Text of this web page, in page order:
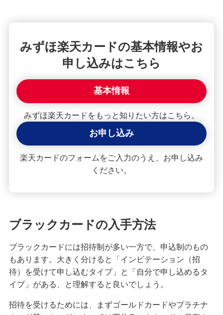
みずほダイレクト
みずほマイレージクラブ
みずほプレミアムクラブ
ローン
相続・保険
学ぶ・考える
生涯学習
お客さまサポート
みずほ楽天カードの基本情報やお
申し込みはこちら
基本情報
みずほ楽天カードをもっと知りたい方はこちら。
お申し込み
楽天カードのフォームをご入力のうえ、お申し込み
ください。
ブラックカードの入手方法
ブラックカードには招待制が多い一方で、申込制のもの
もあります。大きく分けると「インビテーション（招
待）を受けて申し込むタイプ」と「自分で申し込めるタ
イプ」がある、と理解すると良いでしょう。
招待を受けるためには、まずゴールドカードやプラチナ